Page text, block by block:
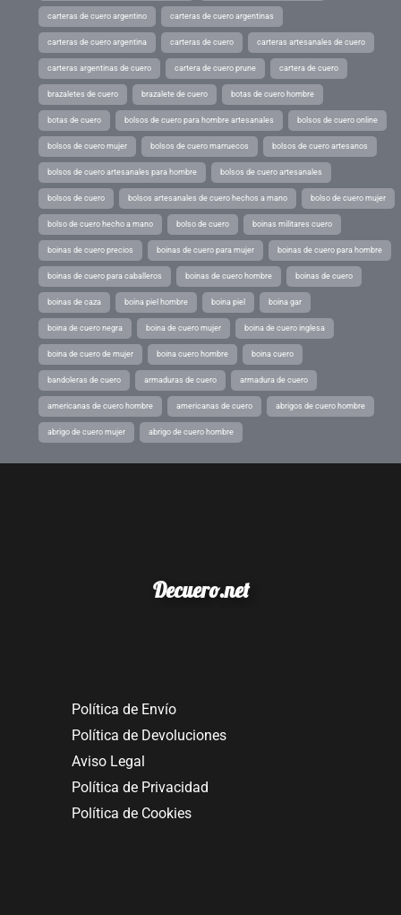
carteras de cuero argentino carteras de cuero argentinas
carteras de cuero argentina carteras de cuero carteras artesanales de cuero
carteras argentinas de cuero cartera de cuero prune cartera de cuero
brazaletes de cuero brazalete de cuero botas de cuero hombre
botas de cuero bolsos de cuero para hombre artesanales bolsos de cuero online
bolsos de cuero mujer bolsos de cuero marruecos bolsos de cuero artesanos
bolsos de cuero artesanales para hombre bolsos de cuero artesanales
bolsos de cuero bolsos artesanales de cuero hechos a mano bolso de cuero mujer
bolso de cuero hecho a mano bolso de cuero boinas militares cuero
boinas de cuero precios boinas de cuero para mujer boinas de cuero para hombre
boinas de cuero para caballeros boinas de cuero hombre boinas de cuero
boinas de caza boina piel hombre boina piel boina gar
boina de cuero negra boina de cuero mujer boina de cuero inglesa
boina de cuero de mujer boina cuero hombre boina cuero
bandoleras de cuero armaduras de cuero armadura de cuero
americanas de cuero hombre americanas de cuero abrigos de cuero hombre
abrigo de cuero mujer abrigo de cuero hombre
Decuero.net
Política de Envío
Política de Devoluciones
Aviso Legal
Política de Privacidad
Política de Cookies